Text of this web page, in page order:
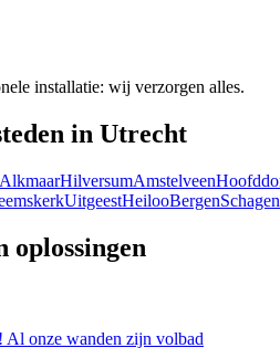
installatie: wij verzorgen alles.
in Utrecht
AlkmaarHilversumAmstelveen
UitgeestHeilooBergenSchagen
oplossingen
Al onze wanden zijn volbad